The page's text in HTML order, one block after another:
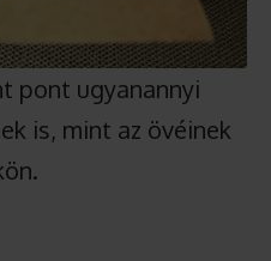
pont ugyanannyi
is, mint az övéinek